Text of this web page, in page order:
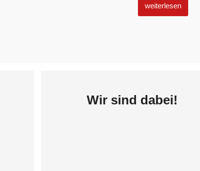
weiterlesen
Wir sind dabei!